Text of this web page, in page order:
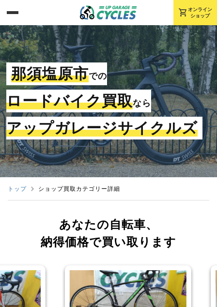
shopping_cart オンライン
ショップ
那須塩原市での
ロードバイク買取なら
アップガレージサイクルズ
トップ ショップ買取カテゴリー詳細
あなたの自転車、
納得価格で買い取ります